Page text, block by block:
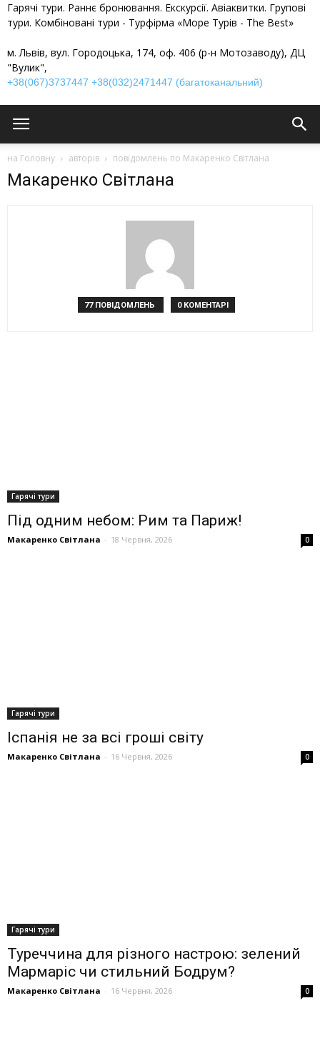
Гарячі тури. Раннє бронювання. Екскурсії. Авіаквитки. Групові
тури. Комбіновані тури - Турфірма «Море Турів - The Best»
м. Львів, вул. Городоцька, 174, оф. 406 (р-н Мотозаводу), ДЦ
"Вулик",
+38(067)3737447 +38(032)2471447 (багатоканальний)
на Головну авторів повідомлень по Макаренко Світлана
Макаренко Світлана
77 ПОВІДОМЛЕНЬ 0 КОМЕНТАРІ
Гарячі тури
Під одним небом: Рим та Париж!
Макаренко Світлана - 18 Червня, 2026 0
Гарячі тури
Іспанія не за всі гроші світу
Макаренко Світлана - 16 Червня, 2026 0
Гарячі тури
Туреччина для різного настрою: зелений
Мармаріс чи стильний Бодрум?
Макаренко Світлана - 16 Червня, 2026 0